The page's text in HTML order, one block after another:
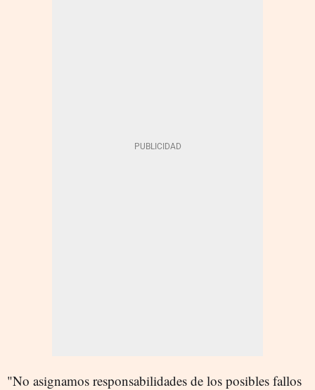
"No asignamos responsabilidades de los posibles fallos